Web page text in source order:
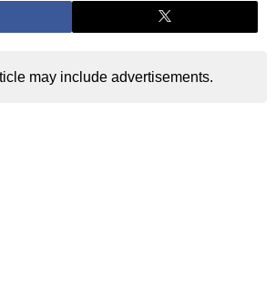
may include advertisements.